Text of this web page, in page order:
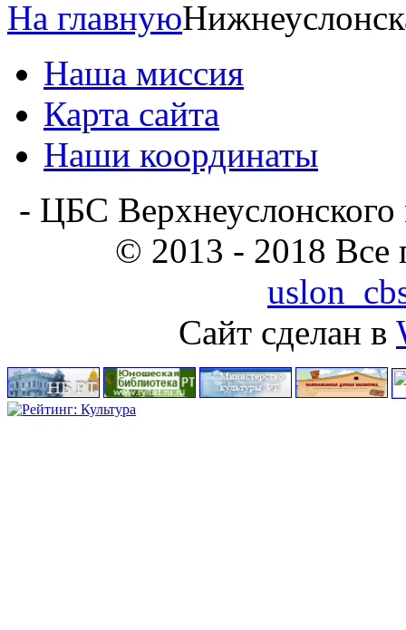
На главную
Наша миссия
Карта сайта
Наши координаты
- ЦБС
© 2013 - 2018
Сайт сделан в